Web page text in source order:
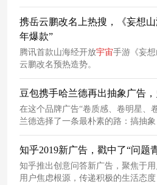
《雏蜂》、两点十分动漫主创走进
漫创作故事解密以及精彩绝伦的cos
轻群体的青春热血共鸣。
携岳云鹏改名上热搜，《妄想
年爆款”
腾讯首款山海经开放宇宙手游《妄
云鹏改名预热造势。
豆包携手哈兰德再出抽象广告，
在这个品牌广告“卷质感、卷明星、
兰德选择了一条最朴素的路：搞抽象
知乎2019新广告，戳中了“问题
知乎推出创意问答新广告，聚焦于
用户焦虑根源，传递积极的生活态